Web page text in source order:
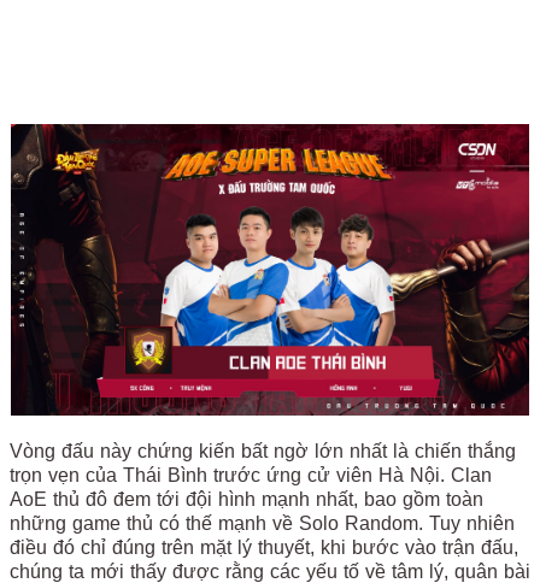
Vòng đấu này chứng kiến bất ngờ lớn nhất là chiến thắng
trọn vẹn của Thái Bình trước ứng cử viên Hà Nội. Clan
AoE thủ đô đem tới đội hình mạnh nhất, bao gồm toàn
những game thủ có thế mạnh về Solo Random. Tuy nhiên
điều đó chỉ đúng trên mặt lý thuyết, khi bước vào trận đấu,
chúng ta mới thấy được rằng các yếu tố về tâm lý, quân bài